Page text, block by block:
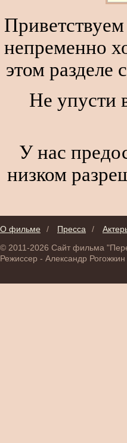
непременно
этом разделе
Не упусти
У нас
низком
О фильме / Пресса /
© 2011-2026 Сайт фильма
Режиссер - Александр Рогожкин